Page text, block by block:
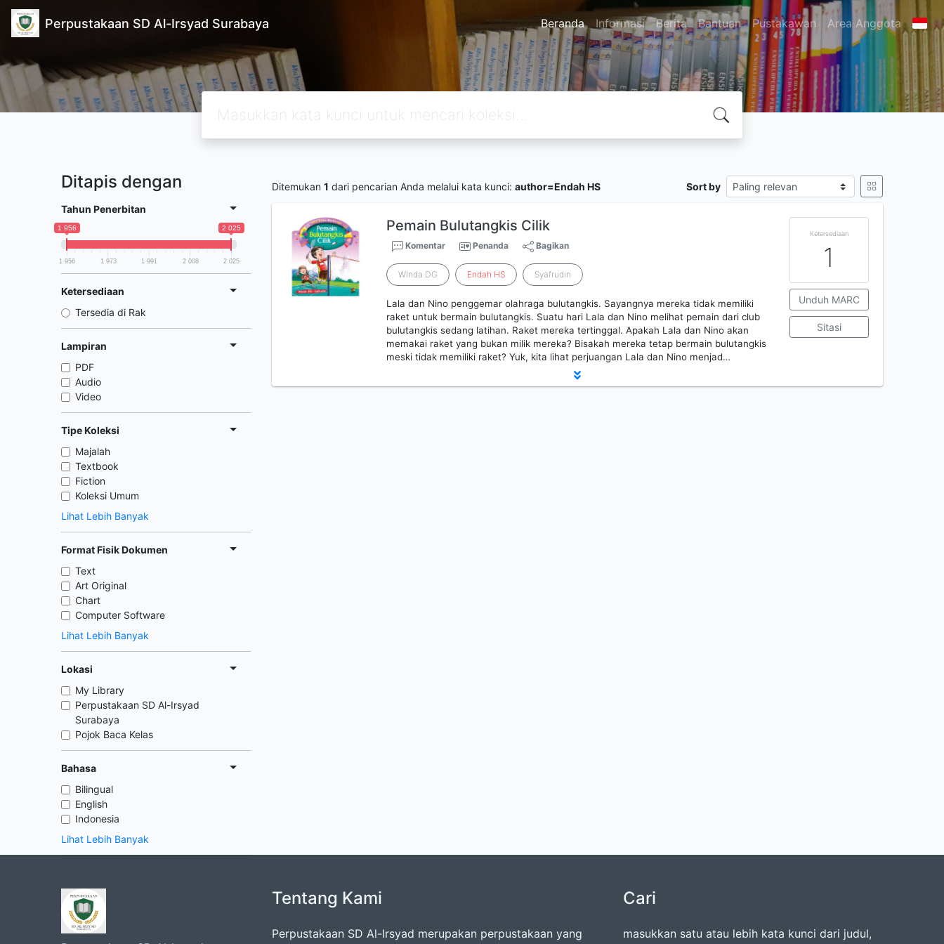
Perpustakaan SD Al-Irsyad Surabaya Beranda Informasi Berita Bantuan Pustakawan Area Anggota
Ditapis dengan
Tahun Penerbitan
1 956 2 025
1 956 1 973 1 991 2 008 2 025
Ketersediaan
Tersedia di Rak
Lampiran
PDF
Audio
Video
Tipe Koleksi
Majalah
Textbook
Fiction
Koleksi Umum
Lihat Lebih Banyak
Format Fisik Dokumen
Text
Art Original
Chart
Computer Software
Lihat Lebih Banyak
Lokasi
My Library
Perpustakaan SD Al-Irsyad
Surabaya
Pojok Baca Kelas
Bahasa
Bilingual
English
Indonesia
Lihat Lebih Banyak
Ditemukan 1 dari pencarian Anda melalui kata kunci: author=Endah HS Sort by
Pemain Bulutangkis Cilik
Komentar Penanda Bagikan
WInda DG Endah HS Syafrudin
Lala dan Nino penggemar olahraga bulutangkis. Sayangnya mereka tidak memiliki
raket untuk bermain bulutangkis. Suatu hari Lala dan Nino melihat pemain dari club
bulutangkis sedang latihan. Raket mereka tertinggal. Apakah Lala dan Nino akan
memakai raket yang bukan milik mereka? Bisakah mereka tetap bermain bulutangkis
meski tidak memiliki raket? Yuk, kita lihat perjuangan Lala dan Nino menjad…
Ketersediaan
1
Unduh MARC
Sitasi
Tentang Kami
Perpustakaan SD Al-Irsyad merupakan perpustakaan yang
Cari
masukkan satu atau lebih kata kunci dari judul,